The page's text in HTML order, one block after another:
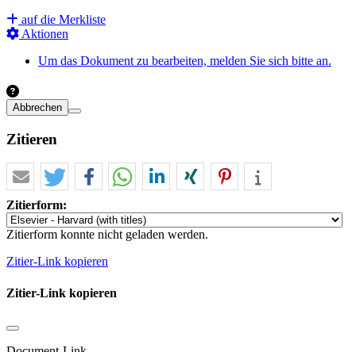
auf die Merkliste
Aktionen
Um das Dokument zu bearbeiten, melden Sie sich bitte an.
Abbrechen
Zitieren
Zitierform:
Zitierform konnte nicht geladen werden.
Zitier-Link kopieren
Zitier-Link kopieren